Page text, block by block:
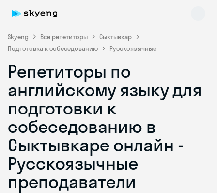
Skyeng Все репетиторы
Сыктывкар
Подготовка к собеседованию
Русскоязычные
Репетиторы по
английскому языку для
подготовки к
собеседованию в
Сыктывкаре онлайн -
Русскоязычные
преподаватели
Skyeng Chat